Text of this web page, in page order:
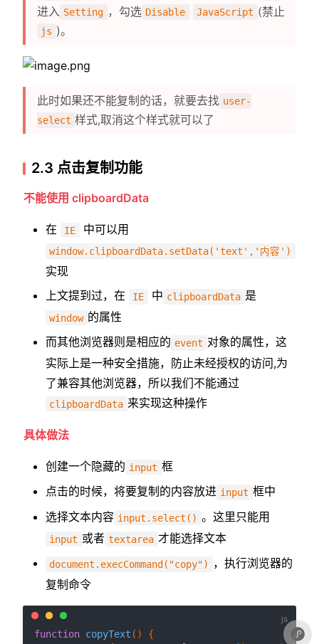
进入 Setting ，勾选 Disable JavaScript (禁止
js )。
此时如果还不能复制的话，就要去找 user-
select 样式,取消这个样式就可以了
2.3 点击复制功能
不能使用 clipboardData
在 IE 中可以用
window.clipboardData.setData('text','内容')
实现
上文提到过，在
IE 中 clipboardData 是
window 的属性
而其他浏览器则是相应的 event 对象的属性，这
实际上是一种安全措施，防止未经授权的访问,为
了兼容其他浏览器，所以我们不能通过
clipboardData 来实现这种操作
具体做法
创建一个隐藏的 input 框
点击的时候，将要复制的内容放进 input 框中
选择文本内容 input.select() 。这里只能用
input 或者 textarea 才能选择文本
document.execCommand("copy")
，执行浏览器的
复制命令
function copyText ( ) {